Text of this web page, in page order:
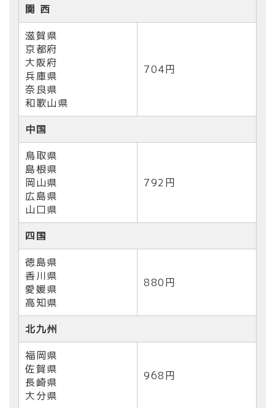
関 西
滋賀県
京都府
大阪府
兵庫県
奈良県
和歌山県
704円
中国
鳥取県
島根県
岡山県
広島県
山口県
792円
四国
徳島県
香川県
愛媛県
高知県
880円
北九州
福岡県
佐賀県
長崎県
大分県
968円